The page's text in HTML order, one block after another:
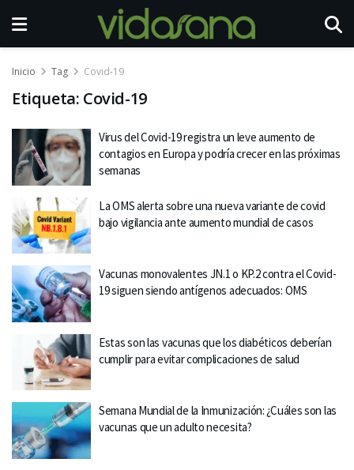
Inicio Tag Covid-19
Etiqueta: Covid-19
Virus del Covid-19 registra un leve aumento de
contagios en Europa y podría crecer en las próximas
semanas
La OMS alerta sobre una nueva variante de covid
bajo vigilancia ante aumento mundial de casos
Vacunas monovalentes JN.1 o KP.2 contra el Covid-
19 siguen siendo antígenos adecuados: OMS
Estas son las vacunas que los diabéticos deberían
cumplir para evitar complicaciones de salud
Semana Mundial de la Inmunización: ¿Cuáles son las
vacunas que un adulto necesita?